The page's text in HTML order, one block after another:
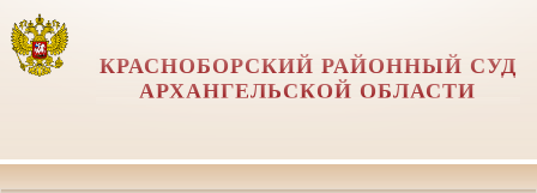
КРАСНОБОРСКИЙ РАЙОННЫЙ СУД
АРХАНГЕЛЬСКОЙ ОБЛАСТИ